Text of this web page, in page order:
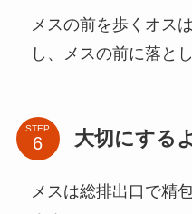
メスの前を歩くオス
し、メスの前に落と
STEP 大切にするよ
メスは総排出口で精